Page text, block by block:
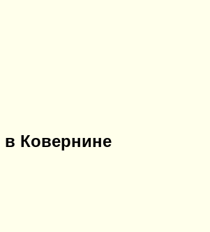
в Ковернине